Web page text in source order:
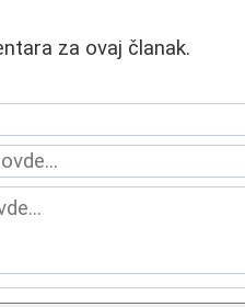
za ovaj članak.